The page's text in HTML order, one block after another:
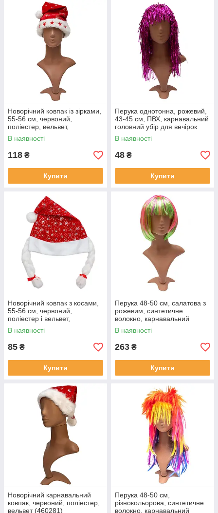
Новорічний ковпак із зірками,
55-56 см, червоний,
поліестер, вельвет,
карнавальний головний убір
для вечірок (460304)
В наявності
118 ₴
Купити
Перука однотонна, рожевий,
43-45 см, ПВХ, карнавальний
головний убір для вечірок
(462223)
В наявності
48 ₴
Купити
Новорічний ковпак з косами,
55-56 см, червоний,
поліестер і вельвет,
карнавальний головний убір
для вечірок (460373)
В наявності
85 ₴
Купити
Перука 48-50 см, салатова з
рожевим, синтетичне
волокно, карнавальний
головний убір для вечірок
(461929)
В наявності
263 ₴
Купити
Новорічний карнавальний
ковпак, червоний, поліестер,
вельвет (460281)
Перука 48-50 см,
різнокольорова, синтетичне
волокно, карнавальний